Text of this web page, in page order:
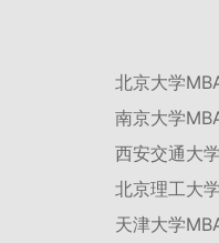
北京大学
南京大学
西安交通大
北京理工大
天津大学